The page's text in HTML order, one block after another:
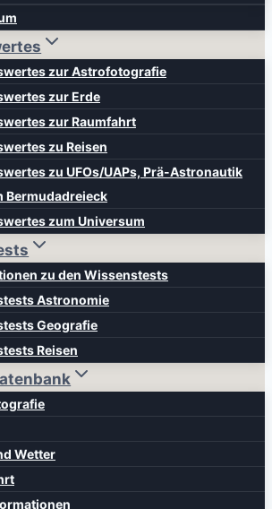
zur Astrofotografie
zur Erde
zur Raumfahrt
zu Reisen
zu UFOs/UAPs, Prä-Astronautik
Bermudadreieck
zum Universum
zu den Wissenstests
Astronomie
Geografie
Reisen
Wetter